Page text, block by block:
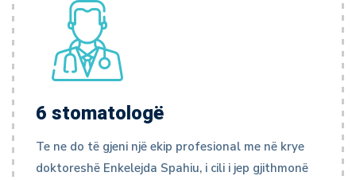
6 stomatologë
Te ne do të gjeni një ekip profesional me në krye
doktoreshë Enkelejda Spahiu, i cili i jep gjithmonë